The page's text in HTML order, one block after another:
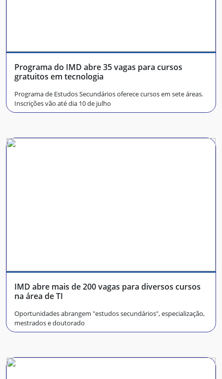
Programa do IMD abre 35 vagas para cursos
gratuitos em tecnologia
Programa de Estudos Secundários oferece cursos em sete áreas.
Inscrições vão até dia 10 de julho
IMD abre mais de 200 vagas para diversos cursos
na área de TI
Oportunidades abrangem "estudos secundários", especialização,
mestrados e doutorado